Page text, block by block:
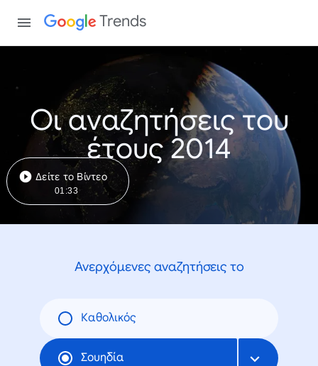
Trends
Οι αναζητήσεις του
έτους 2014
Δείτε το Βίντεο
01:33
Ανερχόμενες αναζητήσεις το
Καθολικός
Σουηδία